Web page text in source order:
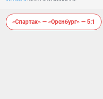
«Спартак» — «Оренбург» — 5:1